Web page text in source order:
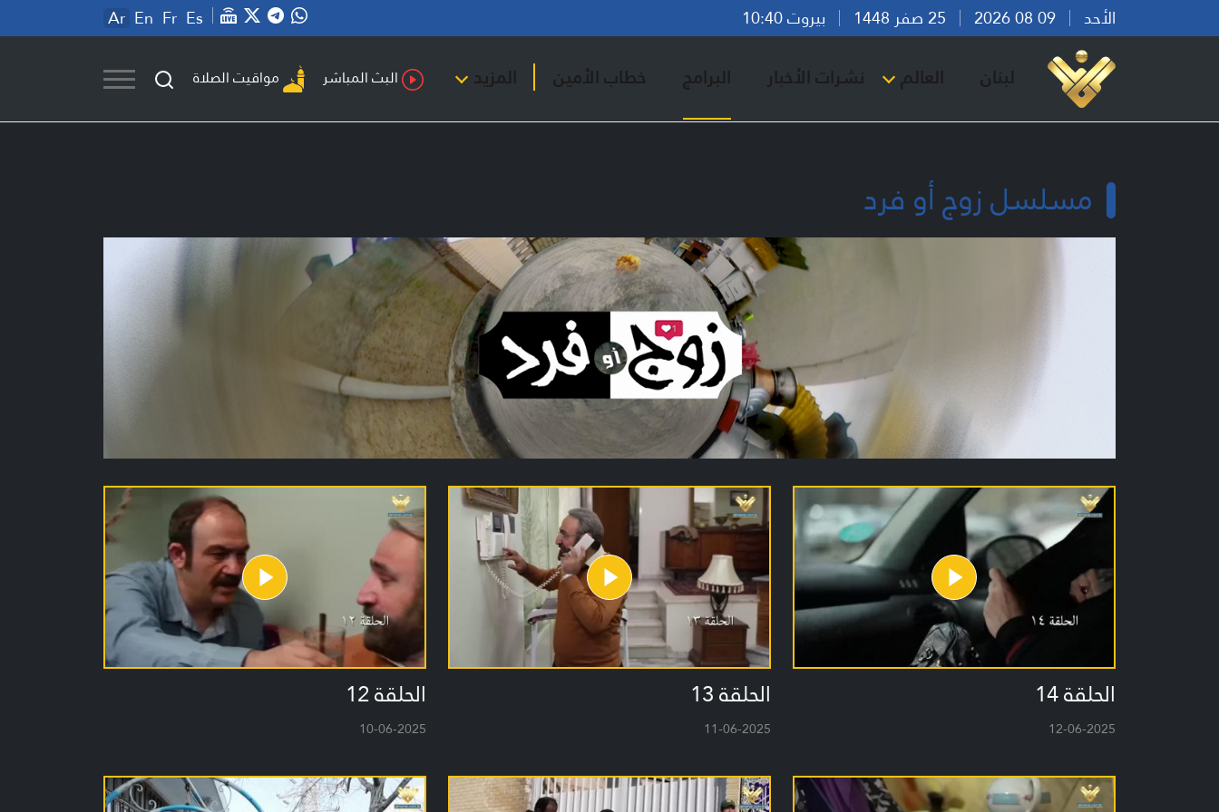
الأحد بيروت 10:40 Ar En Fr Es
لبنان العالم نشرات الأخبار البرامج خطاب الأمين المزيد البث المباشر مواقيت الصلاة
مسلسل زوج أو فرد
الحلقة 14
12-06-2025
الحلقة 13
11-06-2025
الحلقة 12
10-06-2025